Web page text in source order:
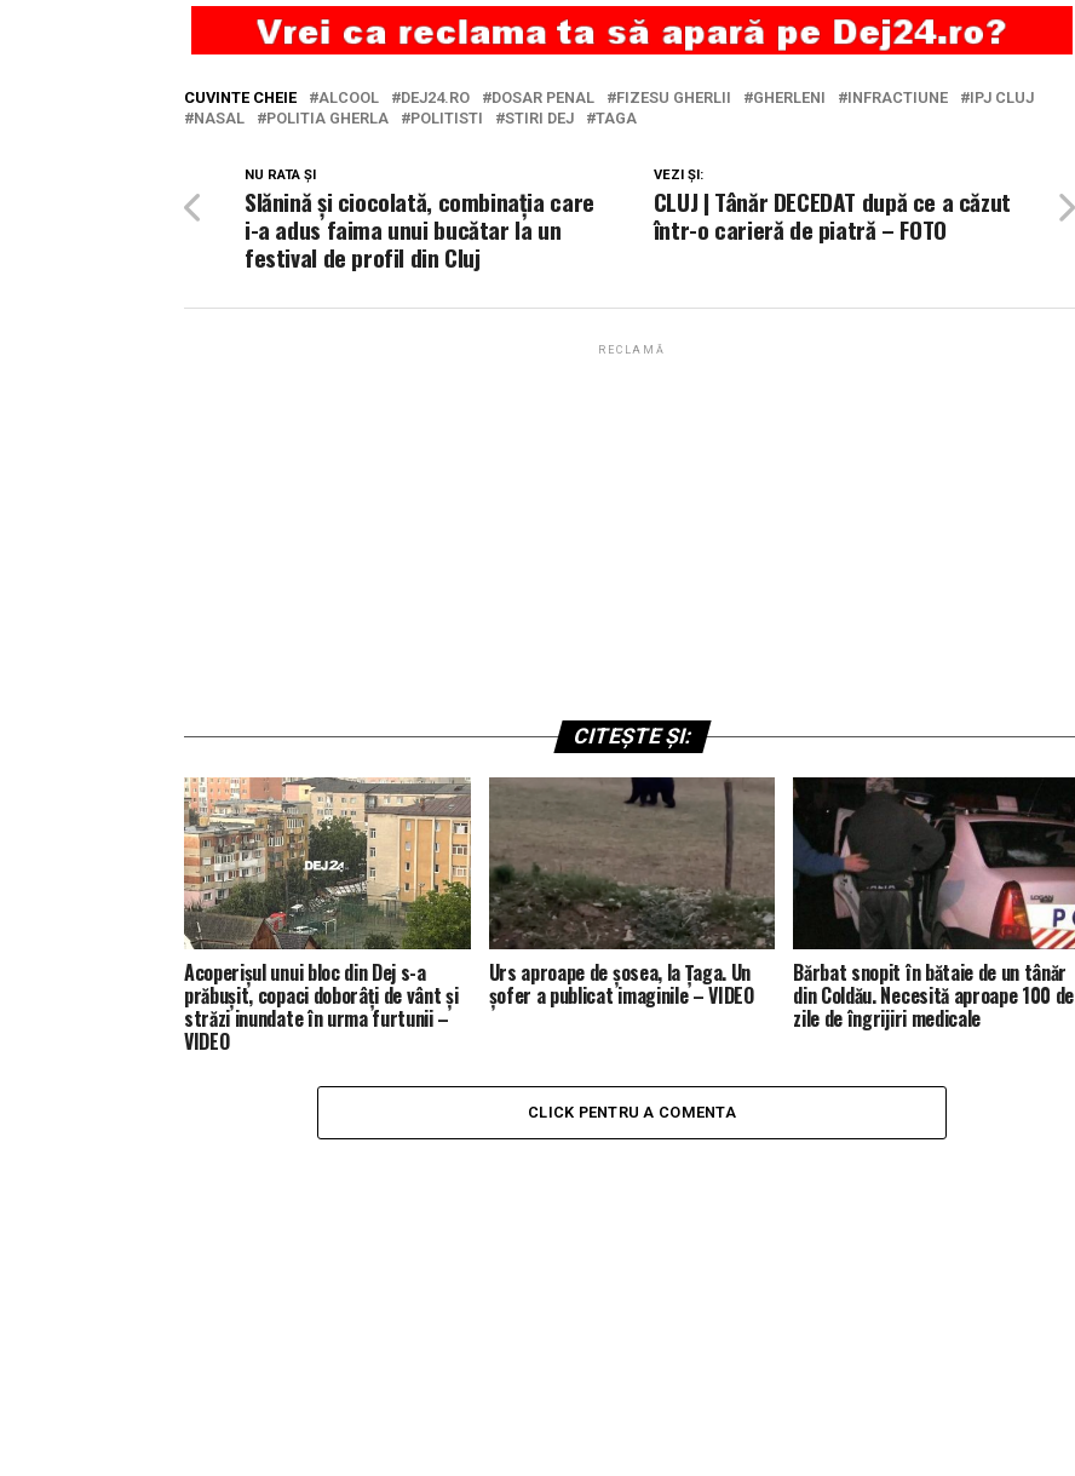
CUVINTE CHEIE ALCOOL DEJ24.RO DOSAR PENAL FIZESU GHERLII GHERLENI INFRACTIUNE
IPJ CLUJ
NASAL
POLITIA GHERLA POLITISTI STIRI DEJ TAGA
VEZI ȘI:
CLUJ | Tânăr DECEDAT după ce a căzut
într-o carieră de piatră – FOTO
NU RATA ȘI
Slănină și ciocolată, combinația care
i-a adus faima unui bucătar la un
festival de profil din Cluj
RECLAMĂ
CITEȘTE ȘI:
Acoperișul unui bloc din Dej s-a
prăbușit, copaci doborâți de vânt și
străzi inundate în urma furtunii –
VIDEO
Urs aproape de șosea, la Țaga. Un
șofer a publicat imaginile – VIDEO
Bărbat snopit în bătaie de un tânăr
din Coldău. Necesită aproape 100 de
zile de îngrijiri medicale
CLICK PENTRU A COMENTA